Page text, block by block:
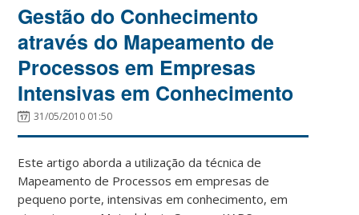
Gestão do Conhecimento
através do Mapeamento de
Processos em Empresas
Intensivas em Conhecimento
31/05/2010 01:50
Este artigo aborda a utilização da técnica de
Mapeamento de Processos em empresas de
pequeno porte, intensivas em conhecimento, em